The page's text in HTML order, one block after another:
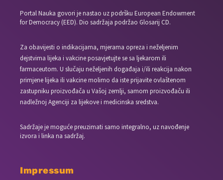
Portal Nauka govori je nastao uz podršku European Endowment
for Democracy (EED). Dio sadržaja podržao Glosarij CD.
Za obavijesti o indikacijama, mjerama opreza i neželjenim
dejstvima lijeka i vakcine posavjetujte se sa ljekarom ili
farmaceutom. U slučaju neželjenih događaja i/ili reakcija nakon
primjene lijeka ili vakcine molimo da iste prijavite ovlaštenom
zastupniku proizvođača u Vašoj zemlji, samom proizvođaču ili
nadležnoj Agenciji za lijekove i medicinska sredstva.
Sadržaje je moguće preuzimati samo integralno, uz navođenje
izvora i linka na sadržaj.
Impressum